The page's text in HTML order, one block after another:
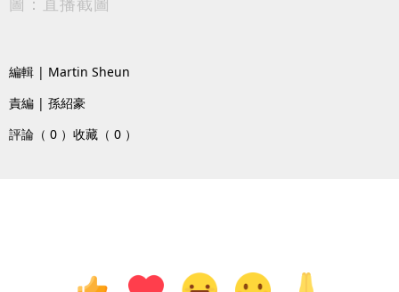
編輯 | Martin Sheun
責編 | 孫紹豪
評論（ 0 ） 收藏（ 0 ）